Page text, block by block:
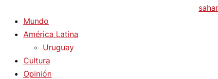
Mundo
América Latina
Uruguay
Cultura
Opinión